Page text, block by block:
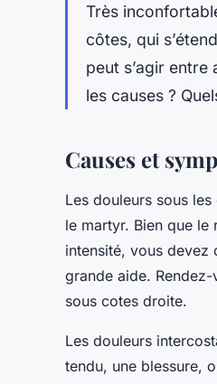
Très
côtes, qui
peut s’agir entre
les causes ?
Causes et
Les douleurs sous
le martyr. Bien que
intensité, vous devez
grande aide. Rendez-
sous cotes droite.
Les douleurs
tendu, une blessure,